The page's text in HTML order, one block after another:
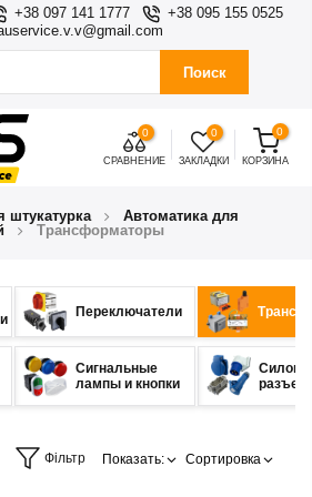
+38 097 141 1777
+38 095 155 0525
Поиск
0
СРАВНЕНИЕ
0
ЗАКЛАДКИ
0
КОРЗИНА
штукатурка
Автоматика для
Трансформаторы
Переключатели
Сигнальные
лампы и кнопки
Фільтр Показать: Сортировка